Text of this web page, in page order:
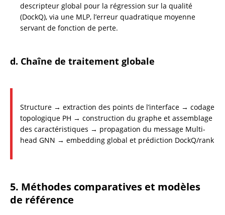
descripteur global pour la régression sur la qualité
(DockQ), via une MLP, l’erreur quadratique moyenne
servant de fonction de perte.
d. Chaîne de traitement globale
Structure → extraction des points de l’interface → codage
topologique PH → construction du graphe et assemblage
des caractéristiques → propagation du message Multi-
head GNN → embedding global et prédiction DockQ/rank
5. Méthodes comparatives et modèles
de référence